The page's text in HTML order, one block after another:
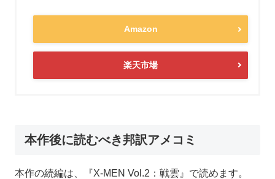
Amazon
楽天市場
本作後に読むべき邦訳アメコミ
本作の続編は、『X-MEN Vol.2：戦雲』で読めます。